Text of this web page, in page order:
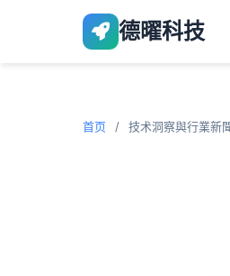
德曜科技
首页 / 技术洞察與行業新